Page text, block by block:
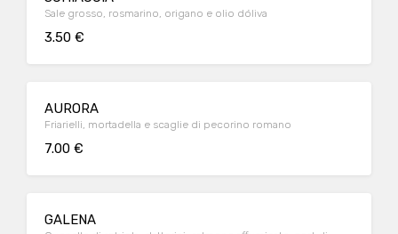
Sale grosso, rosmarino, origano e olio dóliva
3.50 €
AURORA
Friarielli, mortadella e scaglie di pecorino romano
7.00 €
GALENA